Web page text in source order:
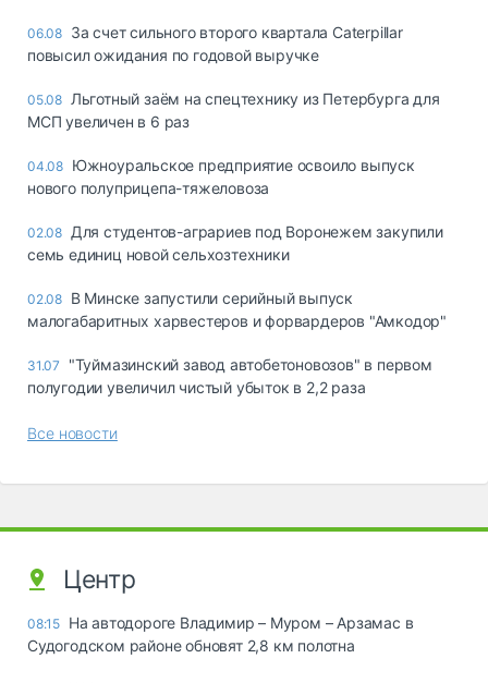
06.08 За счет сильного второго квартала Caterpillar
повысил ожидания по годовой выручке
05.08 Льготный заём на спецтехнику из Петербурга для
МСП увеличен в 6 раз
04.08 Южноуральское предприятие освоило выпуск
нового полуприцепа-тяжеловоза
02.08 Для студентов-аграриев под Воронежем закупили
семь единиц новой сельхозтехники
02.08 В Минске запустили серийный выпуск
малогабаритных харвестеров и форвардеров "Амкодор"
31.07
"Туймазинский завод автобетоновозов" в первом
полугодии увеличил чистый убыток в 2,2 раза
Все новости
Центр
08:15 На автодороге Владимир – Муром – Арзамас в
Судогодском районе обновят 2,8 км полотна